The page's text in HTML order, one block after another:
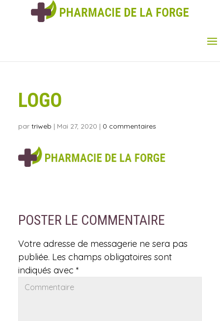
LOGO
partriweb | Mai 27, 2020 | 0 commentaires
POSTER LE COMMENTAIRE
Votre adresse de messagerie ne sera pas
publiée. Les champs obligatoires sont
indiqués avec*